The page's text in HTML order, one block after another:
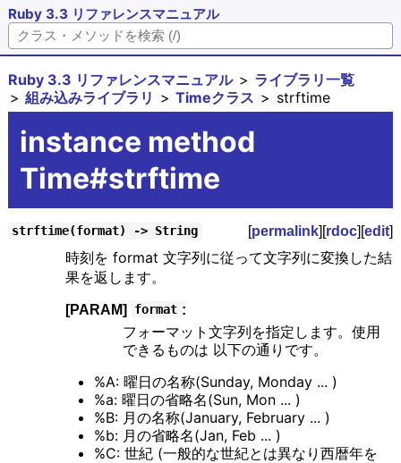
Ruby 3.3 リファレンスマニュアル
Ruby 3.3 リファレンスマニュアル
ライブラリ一覧
組み込みライブラリ
Timeクラス strftime
instance method
Time#strftime
strftime(format) -> String [permalink][rdoc][edit]
時刻を format 文字列に従って文字列に変換した結
果を返します。
[PARAM] format :
フォーマット文字列を指定します。使用
できるものは 以下の通りです。
%A: 曜日の名称(Sunday, Monday ... )
%a: 曜日の省略名(Sun, Mon ... )
%B: 月の名称(January, February ... )
%b: 月の省略名(Jan, Feb ... )
%C: 世紀 (一般的な世紀とは異なり西暦年を